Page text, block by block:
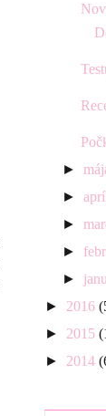
►
►
►
►
►
► 2016
► 2015
► 2014